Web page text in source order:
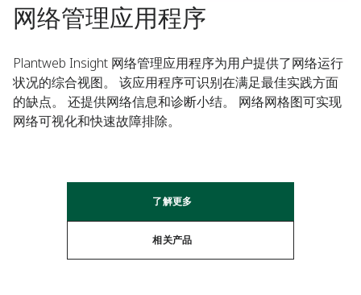
网络管理应用程序​
Plantweb Insight 网络管理应用程序为用户提供了网络运行
状况的综合视图。 该应用程序可识别在满足最佳实践方面
的缺点。 还提供网络信息和诊断小结。 网络网格图可实现
网络可视化和快速故障排除。​
了解更多​
相关产品​